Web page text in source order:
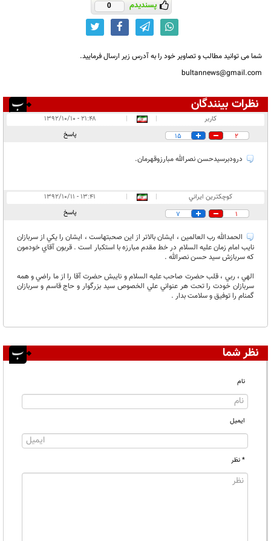
پسندیدم 0
شما می توانید مطالب و تصاویر خود را به آدرس زیر ارسال فرمایید.
bultannews@gmail.com
نظرات بینندگان
در انتظار بررسی:۱
کاربر |
|
۲۱:۴۸ - ۱۳۹۲/۱۰/۱۰
2
15 پاسخ
درودبرسیدحسن نصرالله مبارزوقهرمان.
كوچكترين ايراني |
|
۱۳:۴۱ - ۱۳۹۲/۱۰/۱۱
1
7 پاسخ
الحمدالله رب العالمين ، ايشان بالاتر از اين صحبتهاست ، ايشان را يكي از سربازان
نايب امام زمان عليه السلام در خط مقدم مبارزه با استكبار است . قربون آقاي خودمون
كه سربازش سيد حسن نصرالله .
الهي ،‌ ربي ،‌ قلب حضرت صاحب عليه السلام و نايبش حضرت آقا را از ما راضي و همه
سربازان خودت را تحت هر عنواني علي الخصوص سيد بزرگوار و حاج قاسم و سربازان
گمنام را توفيق و سلامت بدار .
نظر شما
نام
ایمیل
* نظر